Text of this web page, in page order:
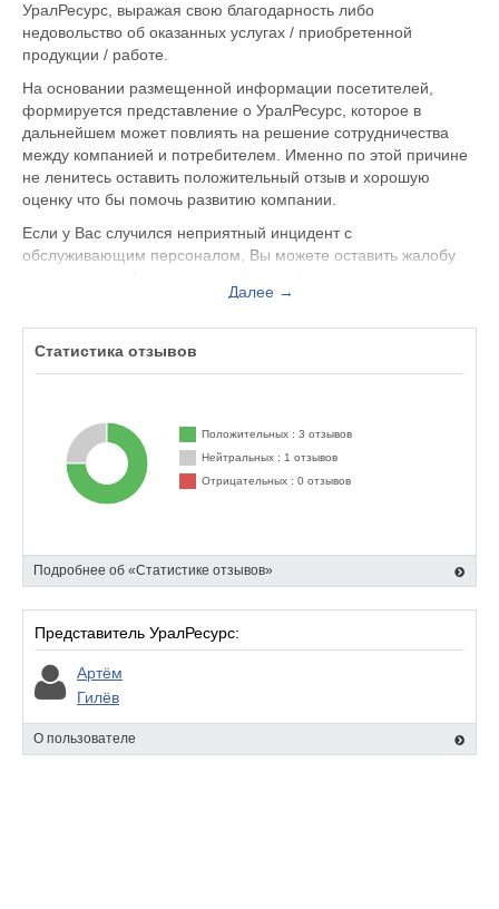
УралРесурс, выражая свою благодарность либо
недовольство об оказанных услугах / приобретенной
продукции / работе.
На основании размещенной информации посетителей,
формируется представление о УралРесурс, которое в
дальнейшем может повлиять на решение сотрудничества
между компанией и потребителем. Именно по этой причине
не ленитесь оставить положительный отзыв и хорошую
оценку что бы помочь развитию компании.
Если у Вас случился неприятный инцидент с
обслуживающим персоналом, Вы можете оставить жалобу
Представитель организации ответит на Ваш отзыв и примет
УралРесурс находится по адресу Екатеринбург Блюхера, 88,
вы можете поделиться впечатлением от посещения данного
Далее →
Статистика отзывов
Положительных : 3 отзывов
Нейтральных : 1 отзывов
Отрицательных : 0 отзывов
Подробнее об «Статистике отзывов»
Представитель УралРесурс:
Артём
Гилёв
О пользователе